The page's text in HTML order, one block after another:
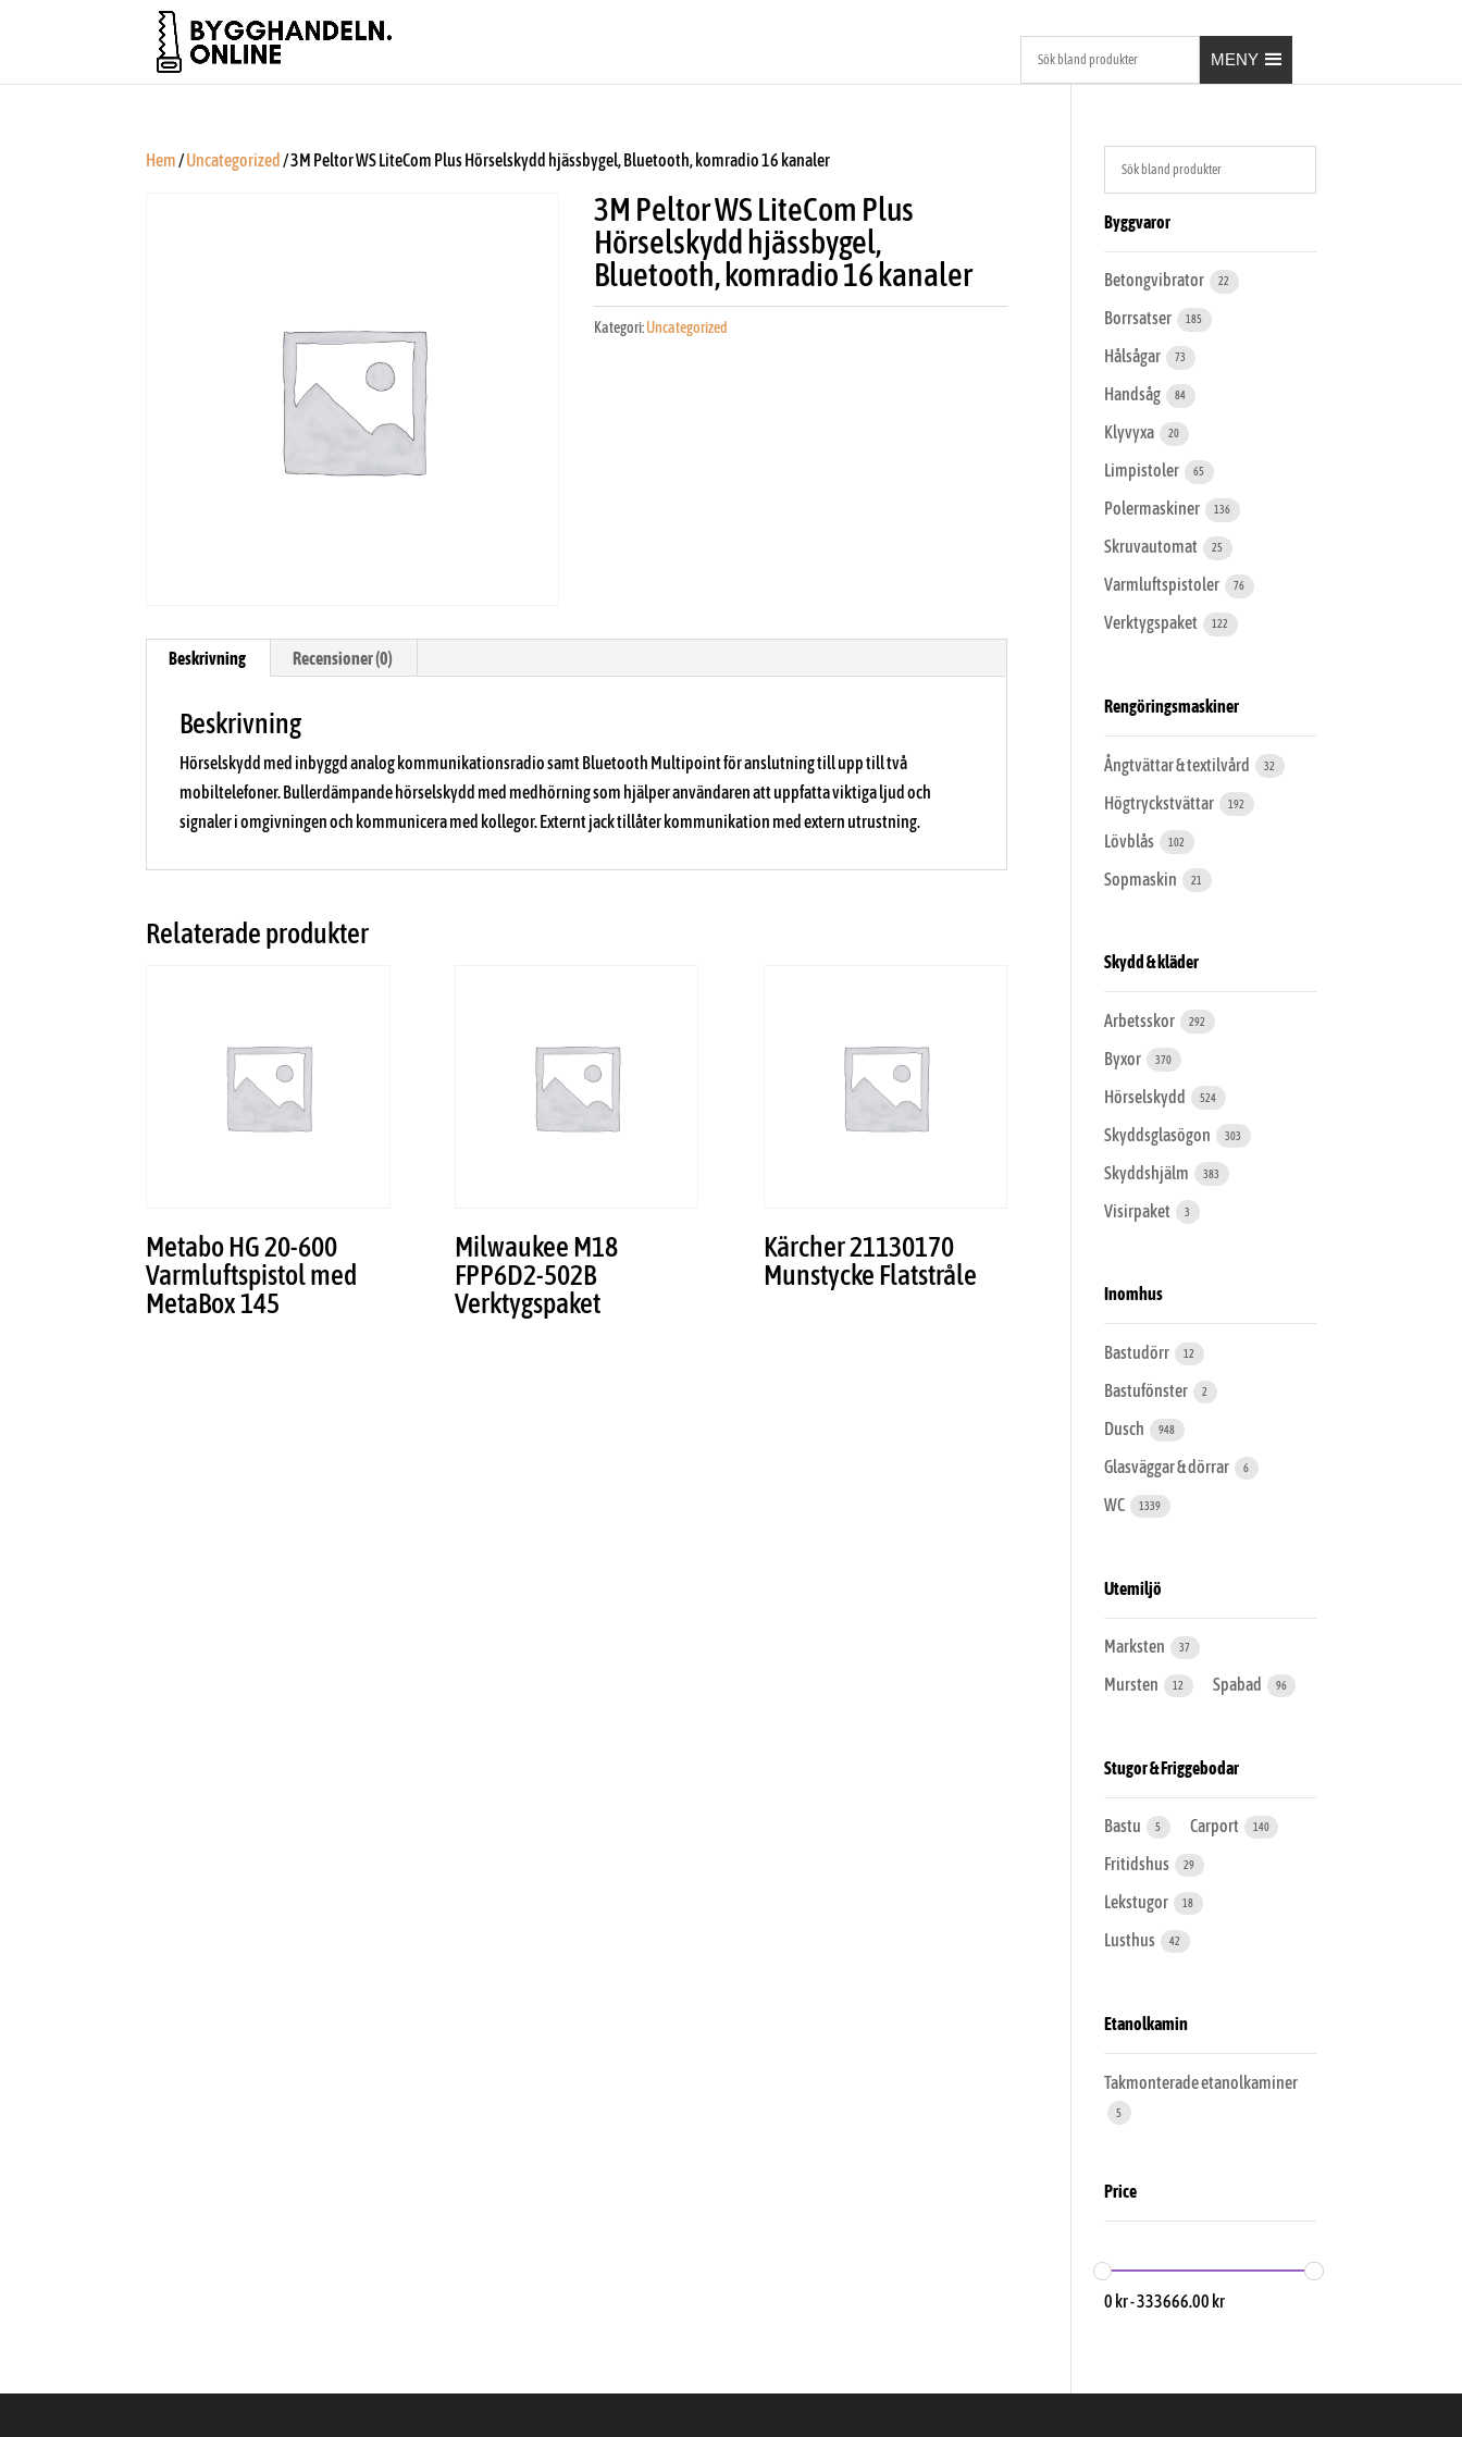
MENY
Hem/Uncategorized / 3M Peltor WS LiteCom Plus Hörselskydd hjässbygel, Bluetooth, komradio 16 kanaler
3M Peltor WS LiteCom Plus
Hörselskydd hjässbygel,
Bluetooth, komradio 16 kanaler
Kategori:Uncategorized
Beskrivning Recensioner (0)
Beskrivning
Hörselskydd med inbyggd analog kommunikationsradio samt Bluetooth Multipoint för anslutning till upp till två
mobiltelefoner. Bullerdämpande hörselskydd med medhörning som hjälper användaren att uppfatta viktiga ljud och
signaler i omgivningen och kommunicera med kollegor. Externt jack tillåter kommunikation med extern utrustning.
Relaterade produkter
Metabo HG 20-600
Varmluftspistol med
MetaBox 145
Milwaukee M18
FPP6D2-502B
Verktygspaket
Kärcher 21130170
Munstycke Flatstråle
Byggvaror
Betongvibrator 22
Borrsatser 185
Hålsågar 73
Handsåg 84
Klyvyxa 20
Limpistoler 65
Polermaskiner 136
Skruvautomat 25
Varmluftspistoler 76
Verktygspaket 122
Rengöringsmaskiner
Ångtvättar & textilvård 32
Högtryckstvättar 192
Lövblås 102
Sopmaskin 21
Skydd & kläder
Arbetsskor 292
Byxor 370
Hörselskydd 524
Skyddsglasögon 303
Skyddshjälm 383
Visirpaket 3
Inomhus
Bastudörr 12
Bastufönster 2
Dusch 948
Glasväggar & dörrar 6
WC 1339
Utemiljö
Marksten 37
Mursten 12 Spabad 96
Stugor & Friggebodar
Bastu 5 Carport 140
Fritidshus 29
Lekstugor 18
Lusthus 42
Etanolkamin
Takmonterade etanolkaminer
5
Price
0 kr-333666.00 kr